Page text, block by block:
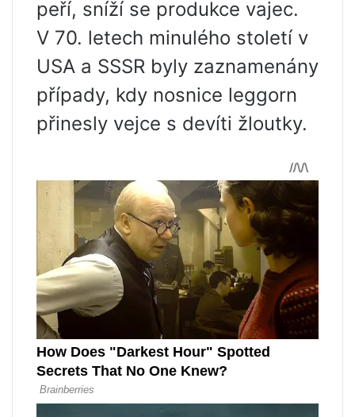
peří, sníží se produkce vajec.
V 70. letech minulého století v
USA a SSSR byly zaznamenány
případy, kdy nosnice leggorn
přinesly vejce s devíti žloutky.